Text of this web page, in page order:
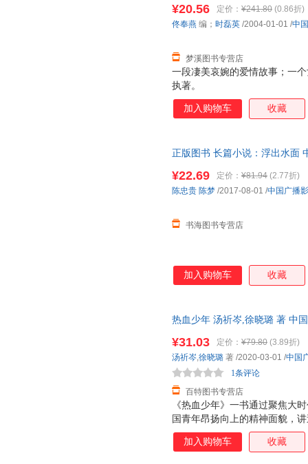
为天下棋局中激烈搏杀的棋子
子，执手黑白，推动棋局，展
一段凄美哀婉的爱情故事；一
执著。
¥20.56 定价： ¥241.80 (0.86折)
梦溪图书专营店
佟奉燕 编； 时磊英 /2004-01-01 /中
加入购物车 收藏
正版图书 长篇小说：浮出水面
¥22.69 定价： ¥81.94 (2.77折)
书海图书专营店
陈忠贵 陈梦 /2017-08-01 /中国广播
加入购物车 收藏
热血少年 汤祈岑,徐晓璐 著 中
《热血少年》一书通过聚焦大
国青年昂扬向上的精神面貌，
自称“棚户区小霸王”的吴乾，
为一位富有担当的青年领导者
¥31.03 定价： ¥79.80 (3.89折)
百特图书专营店
1条评论
汤祈岑,徐晓璐 著 /2020-03-01 /中国
加入购物车 收藏